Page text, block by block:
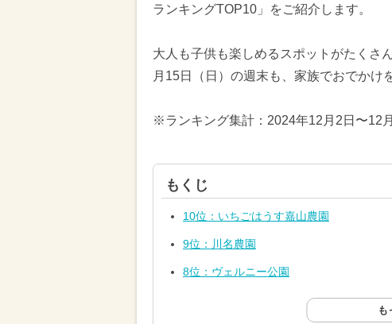
ランキングTOP10」をご紹介します。
大人も子供も楽しめるスポットがたくさ
月15日（日）の週末も、家族でおでかけ
※ランキング集計：2024年12月2日〜12
もくじ
10位：いちごはうす嘉山農園
9位：川名農園
8位：ヴェルニー公園
も